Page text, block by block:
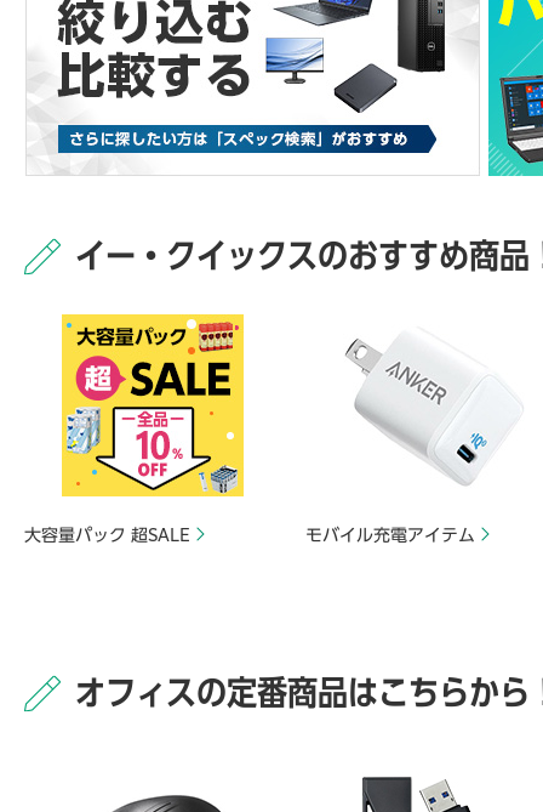
イー・クイックスのおすすめ商品
大容量パック 超SALE モバイル充電アイテム
オフィスの定番商品はこちらから